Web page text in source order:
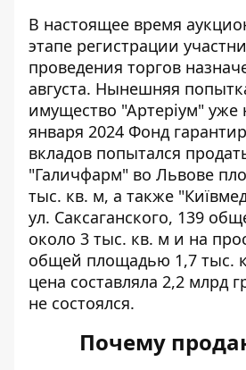
В настоящее время
этапе регистрации
проведения торгов
августа. Нынешняя
имущество "Артеріум" уже
января 2024 Фонд
вкладов попытался
"Галичфарм" во Львове
тыс. кв. м, а также
ул. Саксаганского, 139
около 3 тыс. кв. м и на
общей площадью 1,7 тыс.
цена составляла 2,2 млрд
не состоялся.
Почему